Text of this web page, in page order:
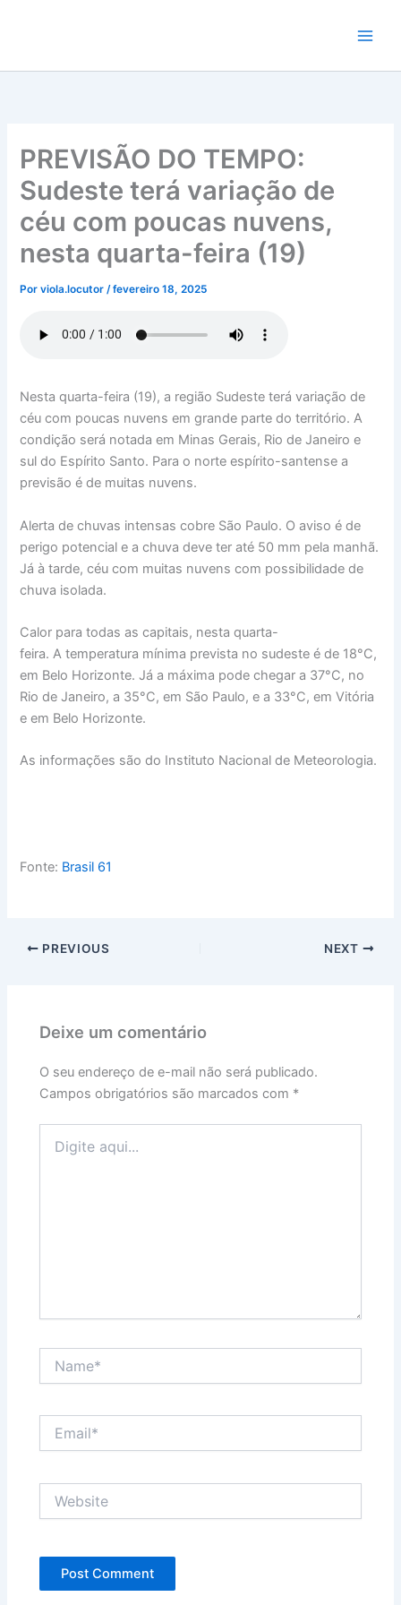
conteúdo
PREVISÃO DO TEMPO:
Sudeste terá variação de
céu com poucas nuvens,
nesta quarta-feira (19)
Porviola.locutor/fevereiro 18, 2025
Nesta quarta-feira (19), a região Sudeste terá variação de
céu com poucas nuvens em grande parte do território. A
condição será notada em Minas Gerais, Rio de Janeiro e
sul do Espírito Santo. Para o norte espírito-santense a
previsão é de muitas nuvens.
Alerta de chuvas intensas cobre São Paulo. O aviso é de
perigo potencial e a chuva deve ter até 50 mm pela manhã.
Já à tarde, céu com muitas nuvens com possibilidade de
chuva isolada.
Calor para todas as capitais, nesta quarta-
feira. A temperatura mínima prevista no sudeste é de 18°C,
em Belo Horizonte. Já a máxima pode chegar a 37°C, no
Rio de Janeiro, a 35°C, em São Paulo, e a 33°C, em Vitória
e em Belo Horizonte.
As informações são do Instituto Nacional de Meteorologia.
Fonte: Brasil 61
PREVIOUS NEXT
Deixe um comentário
O seu endereço de e-mail não será publicado.
Campos obrigatórios são marcados com *
aqui...